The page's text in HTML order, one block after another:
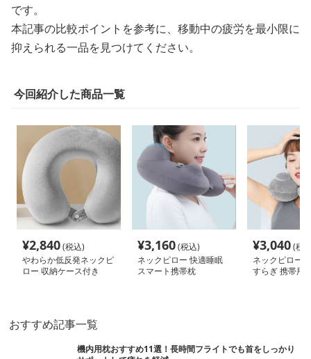
です。
本記事の比較ポイントを参考に、移動中の疲労を最小限に
抑えられる一品を見つけてください。
今回紹介した商品一覧
¥2,840(税込)
やわらか低反発ネックピ
ロー 収納ケース付き
¥3,160(税込)
ネックピロー 快適睡眠
スマート携帯枕
¥3,040(税
ネックピロー
すらぎ 携帯用
おすすめ記事一覧
機内用枕おすすめ11選！長時間フライトでも首をしっかり